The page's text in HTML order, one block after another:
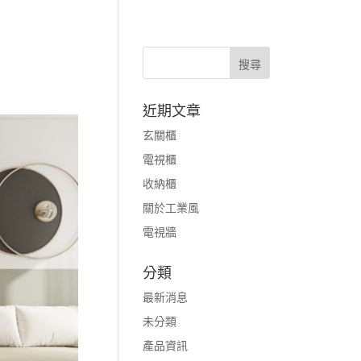
近期文章
玄關櫃
電視櫃
收納櫃
關於工業風
電視牆
分類
最新消息
未分類
產品資訊